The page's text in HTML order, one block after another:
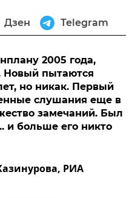
Дзен Telegram
2005 года,
Новый пытаются
но никак. Первый
слушания еще в
замечаний. Был
и больше его никто
РИА